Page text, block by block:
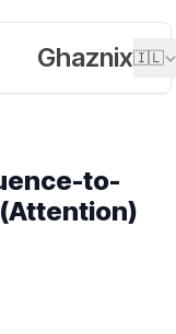
Ghaznix🇮🇱
Sequence ומנגנון הקשב (Attention)